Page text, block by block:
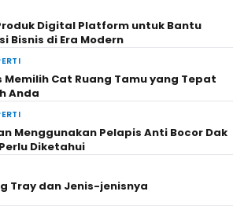
Digital Platform untuk Bantu
Bisnis di Era Modern
Memilih Cat Ruang Tamu yang Tepat
Anda
Menggunakan Pelapis Anti Bocor Dak
Diketahui
Tray dan Jenis-jenisnya